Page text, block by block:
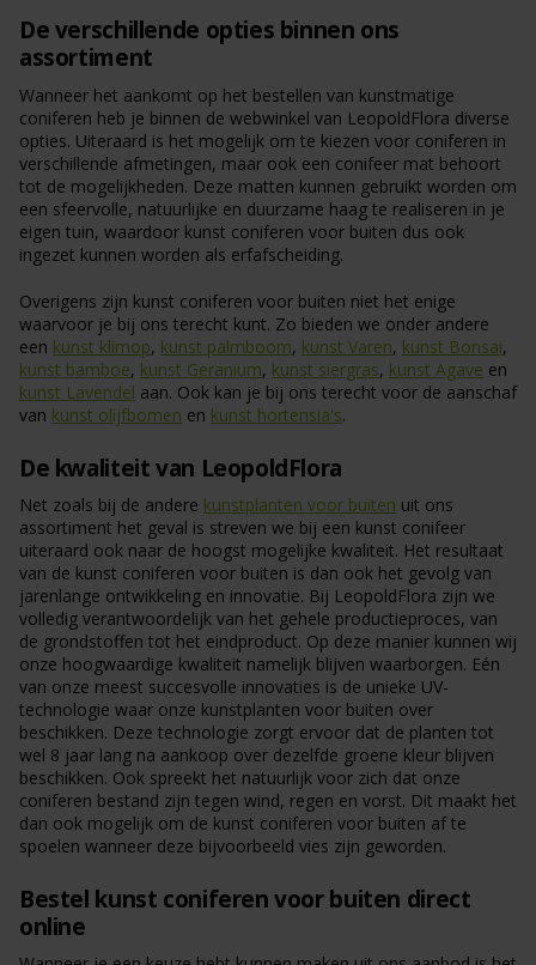
De verschillende opties binnen ons
assortiment
Wanneer het aankomt op het bestellen van kunstmatige
coniferen heb je binnen de webwinkel van LeopoldFlora diverse
opties. Uiteraard is het mogelijk om te kiezen voor coniferen in
verschillende afmetingen, maar ook een conifeer mat behoort
tot de mogelijkheden. Deze matten kunnen gebruikt worden om
een sfeervolle, natuurlijke en duurzame haag te realiseren in je
eigen tuin, waardoor kunst coniferen voor buiten dus ook
ingezet kunnen worden als erfafscheiding.
Overigens zijn kunst coniferen voor buiten niet het enige
waarvoor je bij ons terecht kunt. Zo bieden we onder andere
een kunst klimop, kunst palmboom, kunst Varen, kunst Bonsai,
kunst bamboe, kunst Geranium, kunst siergras, kunst Agave en
kunst Lavendel aan. Ook kan je bij ons terecht voor de aanschaf
van kunst olijfbomen en kunst hortensia's.
De kwaliteit van LeopoldFlora
Net zoals bij de andere kunstplanten voor buiten uit ons
assortiment het geval is streven we bij een kunst conifeer
uiteraard ook naar de hoogst mogelijke kwaliteit. Het resultaat
van de kunst coniferen voor buiten is dan ook het gevolg van
jarenlange ontwikkeling en innovatie. Bij LeopoldFlora zijn we
volledig verantwoordelijk van het gehele productieproces, van
de grondstoffen tot het eindproduct. Op deze manier kunnen wij
onze hoogwaardige kwaliteit namelijk blijven waarborgen. Eén
van onze meest succesvolle innovaties is de unieke UV-
technologie waar onze kunstplanten voor buiten over
beschikken. Deze technologie zorgt ervoor dat de planten tot
wel 8 jaar lang na aankoop over dezelfde groene kleur blijven
beschikken. Ook spreekt het natuurlijk voor zich dat onze
coniferen bestand zijn tegen wind, regen en vorst. Dit maakt het
dan ook mogelijk om de kunst coniferen voor buiten af te
spoelen wanneer deze bijvoorbeeld vies zijn geworden.
Bestel kunst coniferen voor buiten direct
online